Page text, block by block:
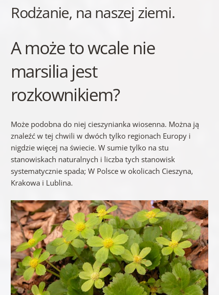
Rodżanie, na naszej ziemi.
A może to wcale nie
marsilia jest
rozkownikiem?
Może podobna do niej cieszynianka wiosenna. Można ją
znaleźć w tej chwili w dwóch tylko regionach Europy i
nigdzie więcej na świecie. W sumie tylko na stu
stanowiskach naturalnych i liczba tych stanowisk
systematycznie spada; W Polsce w okolicach Cieszyna,
Krakowa i Lublina.